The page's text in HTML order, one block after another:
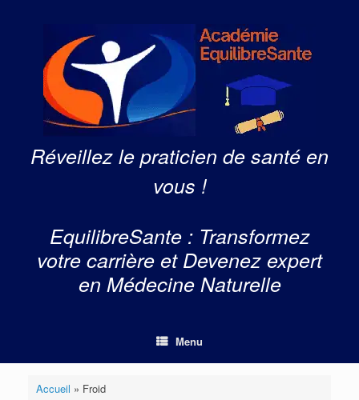
Réveillez le praticien de santé en
vous !
EquilibreSante : Transformez
votre carrière et Devenez expert
en Médecine Naturelle
Menu
Accueil » Froid